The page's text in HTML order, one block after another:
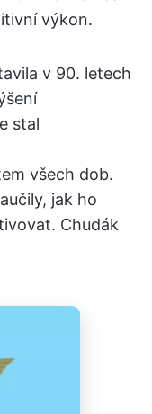
výkon.
v 90. letech
stal
všech dob.
jak ho
Chudák